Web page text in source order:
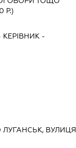
Р.)
КЕРІВНИК -
ЛУГАНСЬК, ВУЛИЦЯ